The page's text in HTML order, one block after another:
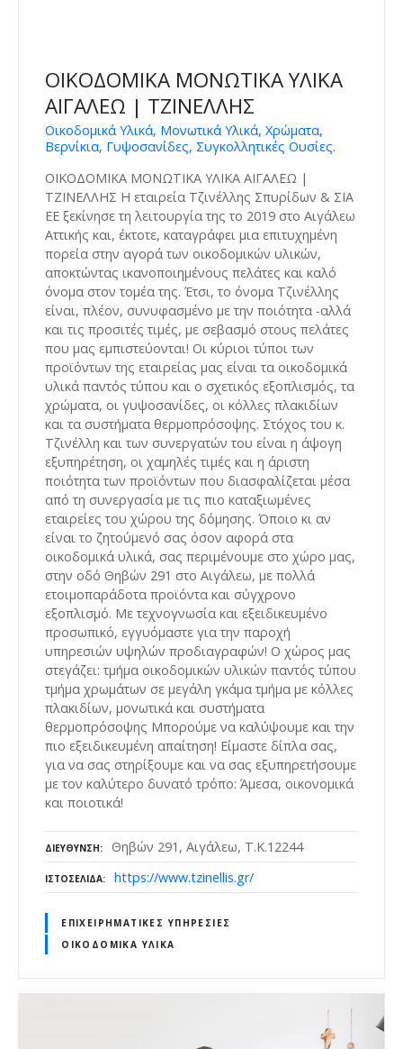
ΟΙΚΟΔΟΜΙΚΑ ΜΟΝΩΤΙΚΑ ΥΛΙΚΑ
ΑΙΓΑΛΕΩ | ΤΖΙΝΕΛΛΗΣ
Οικοδομικά Υλικά, Μονωτικά Υλικά, Χρώματα,
Βερνίκια, Γυψοσανίδες, Συγκολλητικές Ουσίες.
ΟΙΚΟΔΟΜΙΚΑ ΜΟΝΩΤΙΚΑ ΥΛΙΚΑ ΑΙΓΑΛΕΩ |
ΤΖΙΝΕΛΛΗΣ Η εταιρεία Τζινέλλης Σπυρίδων & ΣΙΑ
ΕΕ ξεκίνησε τη λειτουργία της το 2019 στο Αιγάλεω
Αττικής και, έκτοτε, καταγράφει μια επιτυχημένη
πορεία στην αγορά των οικοδομικών υλικών,
αποκτώντας ικανοποιημένους πελάτες και καλό
όνομα στον τομέα της. Έτσι, το όνομα Τζινέλλης
είναι, πλέον, συνυφασμένο με την ποιότητα -αλλά
και τις προσιτές τιμές, με σεβασμό στους πελάτες
που μας εμπιστεύονται! Οι κύριοι τύποι των
προϊόντων της εταιρείας μας είναι τα οικοδομικά
υλικά παντός τύπου και ο σχετικός εξοπλισμός, τα
χρώματα, οι γυψοσανίδες, οι κόλλες πλακιδίων
και τα συστήματα θερμοπρόσοψης. Στόχος του κ.
Τζινέλλη και των συνεργατών του είναι η άψογη
εξυπηρέτηση, οι χαμηλές τιμές και η άριστη
ποιότητα των προϊόντων που διασφαλίζεται μέσα
από τη συνεργασία με τις πιο καταξιωμένες
εταιρείες του χώρου της δόμησης. Όποιο κι αν
είναι το ζητούμενό σας όσον αφορά στα
οικοδομικά υλικά, σας περιμένουμε στο χώρο μας,
στην οδό Θηβών 291 στο Αιγάλεω, με πολλά
ετοιμοπαράδοτα προϊόντα και σύγχρονο
εξοπλισμό. Με τεχνογνωσία και εξειδικευμένο
προσωπικό, εγγυόμαστε για την παροχή
υπηρεσιών υψηλών προδιαγραφών! Ο χώρος μας
στεγάζει: τμήμα οικοδομικών υλικών παντός τύπου
τμήμα χρωμάτων σε μεγάλη γκάμα τμήμα με κόλλες
πλακιδίων, μονωτικά και συστήματα
θερμοπρόσοψης Μπορούμε να καλύψουμε και την
πιο εξειδικευμένη απαίτηση! Είμαστε δίπλα σας,
για να σας στηρίξουμε και να σας εξυπηρετήσουμε
με τον καλύτερο δυνατό τρόπο: Άμεσα, οικονομικά
και ποιοτικά!
ΔΙΕΎΘΥΝΣΗ Θηβών 291, Αιγάλεω, Τ.Κ.12244
ΙΣΤΟΣΕΛΊΔΑ https://www.tzinellis.gr/
ΕΠΙΧΕΙΡΗΜΑΤΙΚΈΣ ΥΠΗΡΕΣΊΕΣ
ΟΙΚΟΔΟΜΙΚΆ ΥΛΙΚΆ